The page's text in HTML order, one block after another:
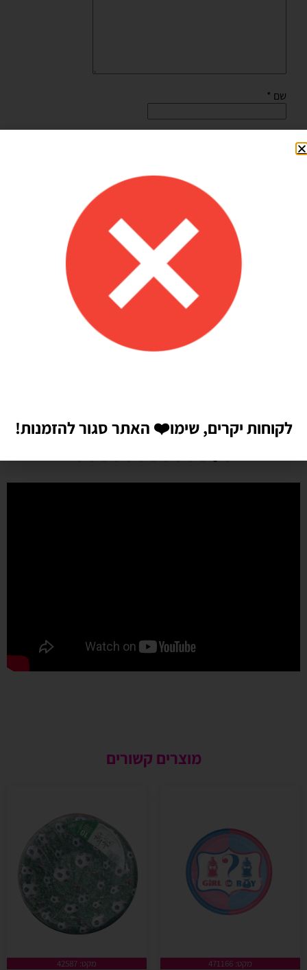
שם *
שמור בדפדפן זה את השם, האימייל והאתר שלי לפעם הבאה
Shilav Sayag
איכות מדהימה!
הזמנתי בלונים כדי לעצב קשת ליום הולדת של הבן שלי, המשלוח הגיע
מהר מהמצופה!! הכל באיכות מדהימה, בצבעים יפים בדיוק כמו שחשבתי
מוצרים קשורים
מקט: 471166 מקט: 42587
לקוחות יקרים, שימו❤️ האתר סגור להזמנות!